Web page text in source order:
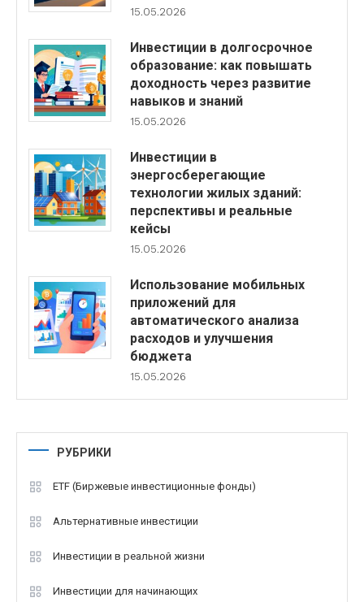
15.05.2026
Инвестиции в долгосрочное
образование: как повышать
доходность через развитие
навыков и знаний
15.05.2026
Инвестиции в
энергосберегающие
технологии жилых зданий:
перспективы и реальные
кейсы
15.05.2026
Использование мобильных
приложений для
автоматического анализа
расходов и улучшения
бюджета
15.05.2026
РУБРИКИ
ETF (Биржевые инвестиционные фонды)
Альтернативные инвестиции
Инвестиции в реальной жизни
Инвестиции для начинающих